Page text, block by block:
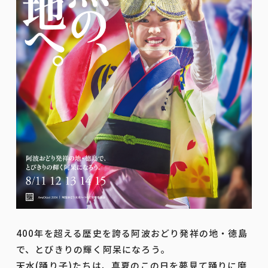
400年を超える歴史を誇る阿波おどり発祥の地・徳島
で、とびきりの輝く阿呆になろう。
天水(踊り子)たちは、真夏のこの日を夢見て踊りに磨